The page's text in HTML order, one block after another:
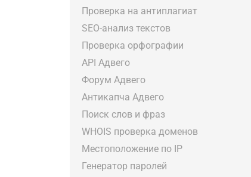
Проверка на антиплагиат
SEO-анализ текстов
Проверка орфографии
API Адвего
Форум Адвего
Антикапча Адвего
Поиск слов и фраз
WHOIS проверка доменов
Местоположение по IP
Генератор паролей